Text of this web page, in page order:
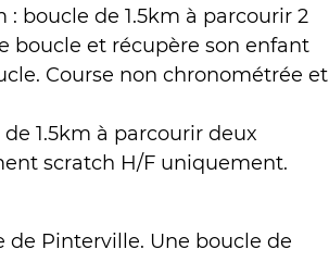
boucle de 1.5km à parcourir 2
boucle et récupère son enfant
Course non chronométrée et
1.5km à parcourir deux
scratch H/F uniquement.
de Pinterville. Une boucle de